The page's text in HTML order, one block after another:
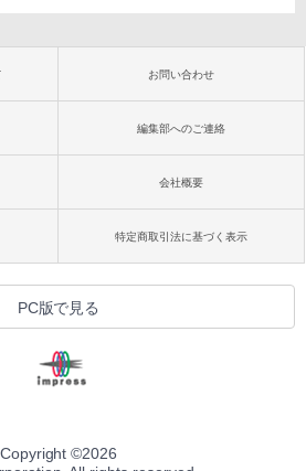
お問い合わせ
編集部へのご連絡
会社概要
特定商取引法に基づく表示
PC版で見る
Copyright ©2026